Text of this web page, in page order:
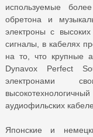
используемые
обретона и
электроны с
сигналы, в кабелях
на то, что крупные
Dynavox Perfect
электронами
аудиофильских
Японские и